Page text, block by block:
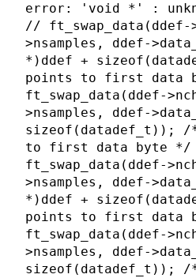
error: 'void *' :
// ft_swap_data(ddef-
>nsamples, ddef-
*)ddef +
points to first data
ft_swap_data(ddef-
>nsamples, ddef-
sizeof(datadef_t)); /
to first data byte
ft_swap_data(ddef-
>nsamples, ddef-
*)ddef +
points to first data
ft_swap_data(ddef-
>nsamples, ddef-
sizeof(datadef_t)); /